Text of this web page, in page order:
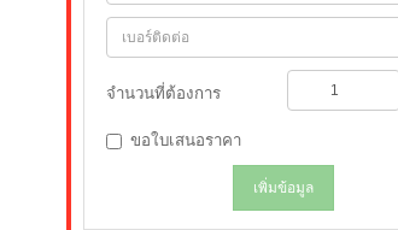
จำนวนที่ต้องการ
ขอใบเสนอราคา
เพิ่มข้อมูล